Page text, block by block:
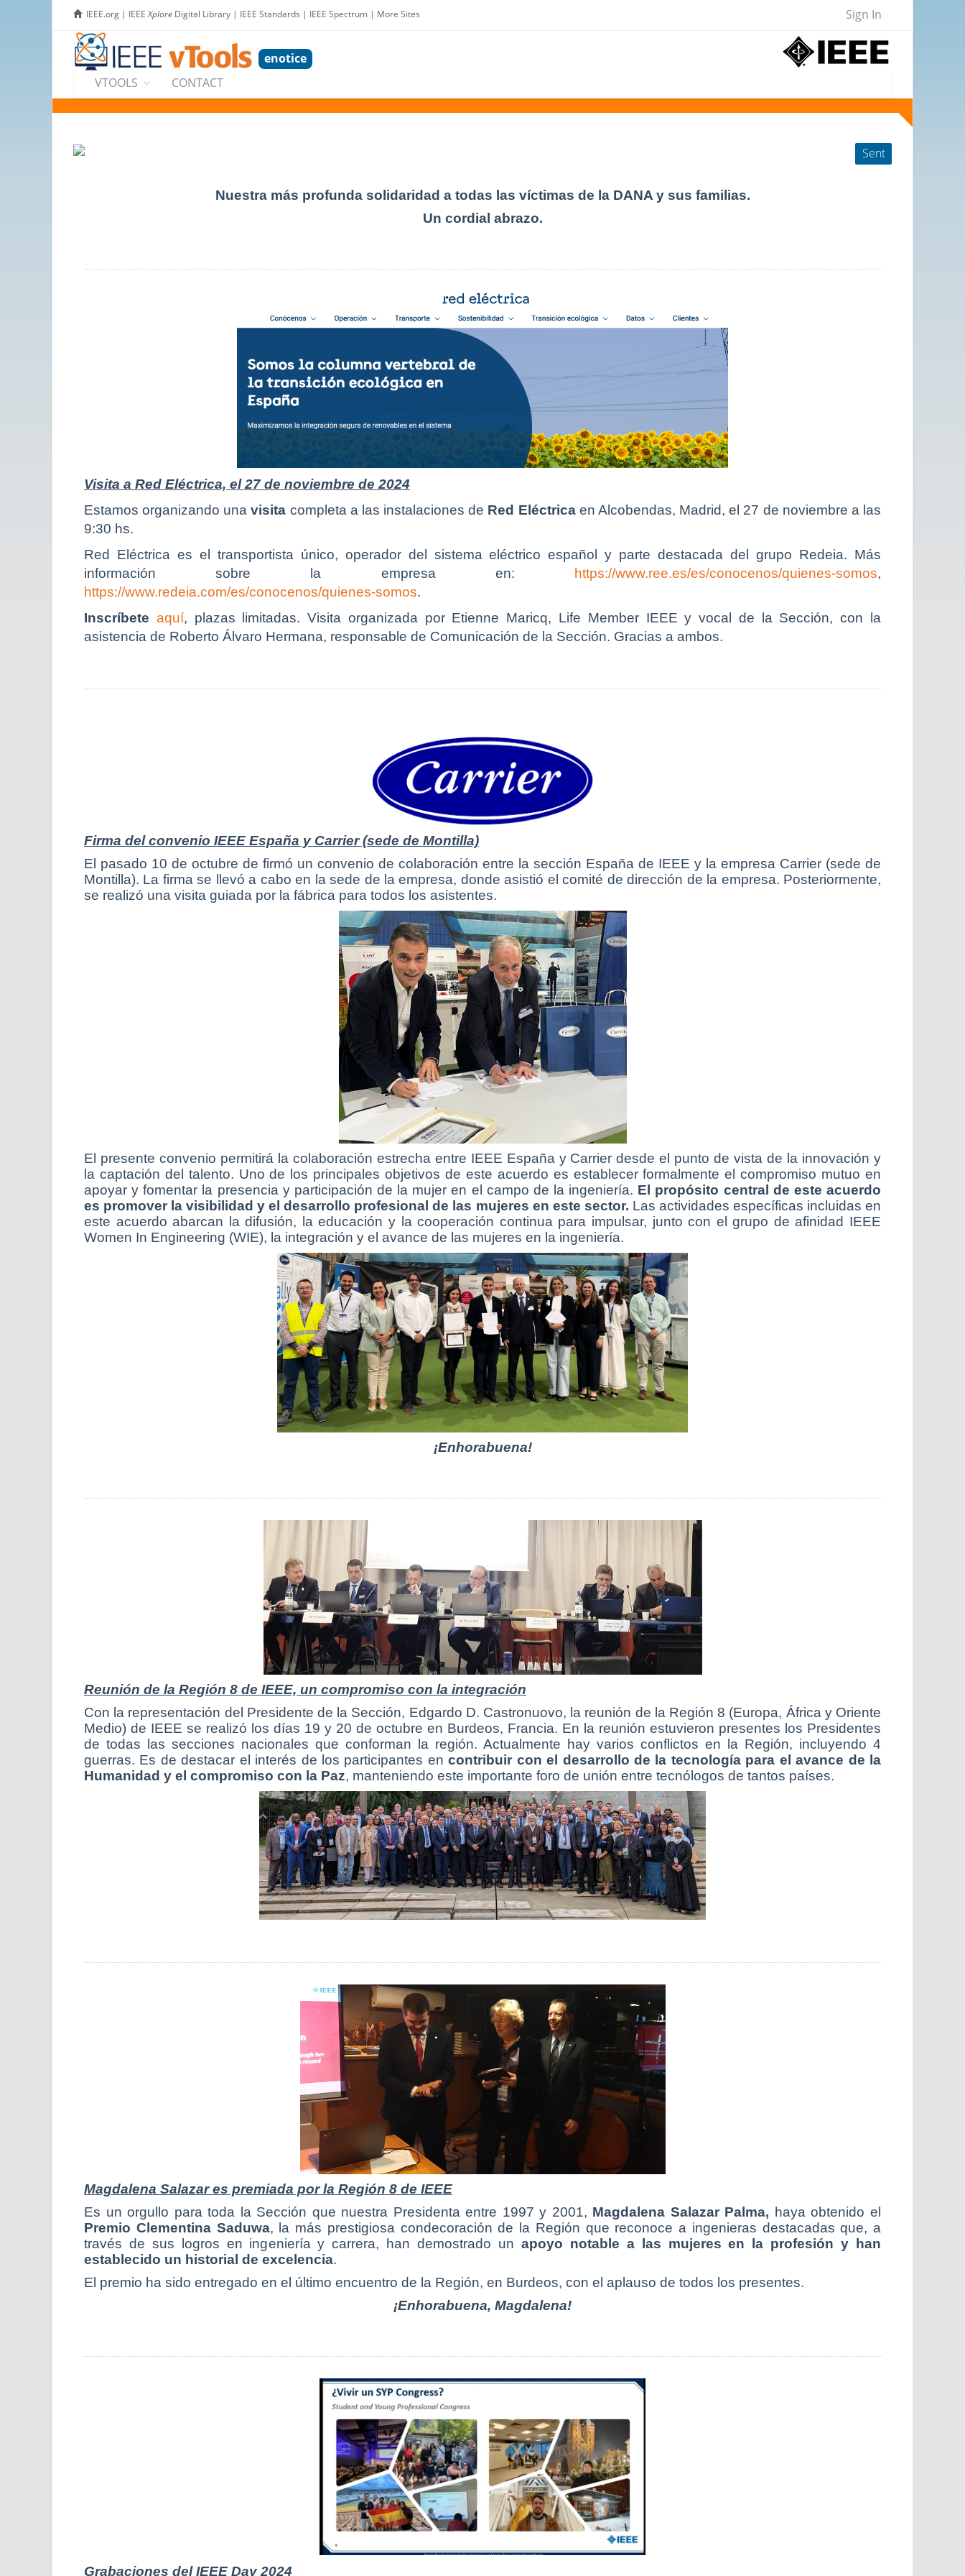
IEEE.org | IEEEXplore Digital Library | IEEE Standards | IEEE Spectrum | More Sites Sign In
enotice
VTOOLS
CONTACT
Sent
Nuestra más profunda solidaridad a todas las víctimas de la DANA y sus familias.
Un cordial abrazo.
Visita a Red Eléctrica, el 27 de noviembre de 2024
Estamos organizando unavisita completa a las instalaciones de Red Eléctrica en Alcobendas, Madrid, el 27 de noviembre a las
9:30 hs.
Red Eléctrica es el transportista único, operador del sistema eléctrico español y parte destacada del grupo Redeia. Más
información sobre la empresa en: https://www.ree.es/es/conocenos/quienes-somos,
https://www.redeia.com/es/conocenos/quienes-somos.
Inscríbete aquí, plazas limitadas. Visita organizada por Etienne Maricq, Life Member IEEE y vocal de la Sección, con la
asistencia de Roberto Álvaro Hermana, responsable de Comunicación de la Sección. Gracias a ambos.
Firma del convenio IEEE España y Carrier (sede de Montilla)
El pasado 10 de octubre de firmó un convenio de colaboración entre la sección España de IEEE y la empresa Carrier (sede de
Montilla). La firma se llevó a cabo en la sede de la empresa, donde asistió el comité de dirección de la empresa. Posteriormente,
se realizó una visita guiada por la fábrica para todos los asistentes.
El presente convenio permitirá la colaboración estrecha entre IEEE España y Carrier desde el punto de vista de la innovación y
la captación del talento. Uno de los principales objetivos de este acuerdo es establecer formalmente el compromiso mutuo en
apoyar y fomentar la presencia y participación de la mujer en el campo de la ingeniería. El propósito central de este acuerdo
es promover la visibilidad y el desarrollo profesional de las mujeres en este sector. Las actividades específicas incluidas en
este acuerdo abarcan la difusión, la educación y la cooperación continua para impulsar, junto con el grupo de afinidad IEEE
Women In Engineering (WIE), la integración y el avance de las mujeres en la ingeniería.
¡Enhorabuena!
Reunión de la Región 8 de IEEE, un compromiso con la integración
Con la representación del Presidente de la Sección, Edgardo D. Castronuovo, la reunión de la Región 8 (Europa, África y Oriente
Medio) de IEEE se realizó los días 19 y 20 de octubre en Burdeos, Francia. En la reunión estuvieron presentes los Presidentes
de todas las secciones nacionales que conforman la región. Actualmente hay varios conflictos en la Región, incluyendo 4
guerras. Es de destacar el interés de los participantes encontribuir con el desarrollo de la tecnología para el avance de la
Humanidad y el compromiso con la Paz, manteniendo este importante foro de unión entre tecnólogos de tantos países.
Magdalena Salazar es premiada por la Región 8 de IEEE
Es un orgullo para toda la Sección que nuestra Presidenta entre 1997 y 2001, Magdalena Salazar Palma, haya obtenido el
Premio Clementina Saduwa, la más prestigiosa condecoración de la Región que reconoce a ingenieras destacadas que, a
través de sus logros en ingeniería y carrera, han demostrado un apoyo notable a las mujeres en la profesión y han
establecido un historial de excelencia.
El premio ha sido entregado en el último encuentro de la Región, en Burdeos, con el aplauso de todos los presentes.
¡Enhorabuena, Magdalena!
Grabaciones del IEEE Day 2024